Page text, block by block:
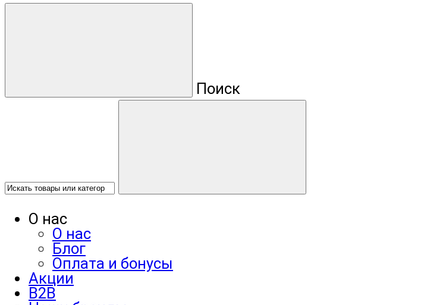
Поиск
О нас
О нас
Блог
Оплата и бонусы
Акции
B2B